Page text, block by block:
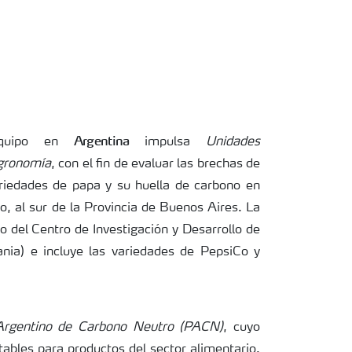
en Argentinaimpulsa
Unidades
, con el fin de evaluar las brechas de
de papa y su huella de carbono en
al sur de la Provincia de Buenos Aires. La
del Centro de Investigación y Desarrollo de
e incluye las variedades de PepsiCo y
de Carbono Neutro (PACN), cuyo